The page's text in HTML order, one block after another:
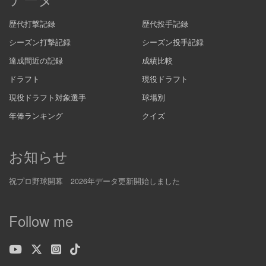
歴代打撃記録
歴代投手記録
シーズン打撃記録
シーズン投手記録
達成間近の記録
成績比較
ドラフト
現役ドラフト
現役ドラフト対象選手
球場別
年俸ランキング
クイズ
お知らせ
祝プロ野球開幕 2026年データ更新開始しました
Follow me